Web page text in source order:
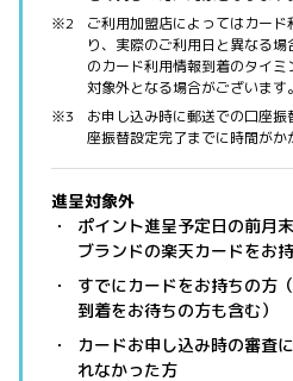
ご利用加盟店によってはカー
り、実際のご利用日と異なる
のカード利用情報到着のタイ
対象外となる場合がございます。
お申し込み時に郵送での口座
座振替設定完了までに時間がか
進呈対象外
ポイント進呈予定日の前月
ブランドの楽天カードをお
すでにカードをお持ちの方
到着をお待ちの方も含む）
カードお申し込み時の審査
れなかった方